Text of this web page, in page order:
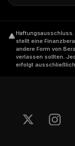
Haftungsausschluss.
stellt eine
andere Form von
verlassen sollten.
erfolgt